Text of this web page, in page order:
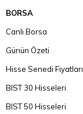
BORSA
Canlı Borsa
Günün Özeti
Hisse Senedi Fiyatları
BIST 30 Hisseleri
BIST 50 Hisseleri